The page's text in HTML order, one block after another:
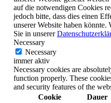
auf die notwendigen Cookies
jedoch bitte, dass dies einen
unserer Website haben könnte.
Sie in unserer
Necessary
Necessary
immer aktiv
Necessary cookies are
function properly. These
and security features of the
Cookie
Dauer